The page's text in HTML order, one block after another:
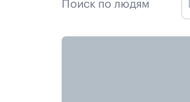
Поиск по людям